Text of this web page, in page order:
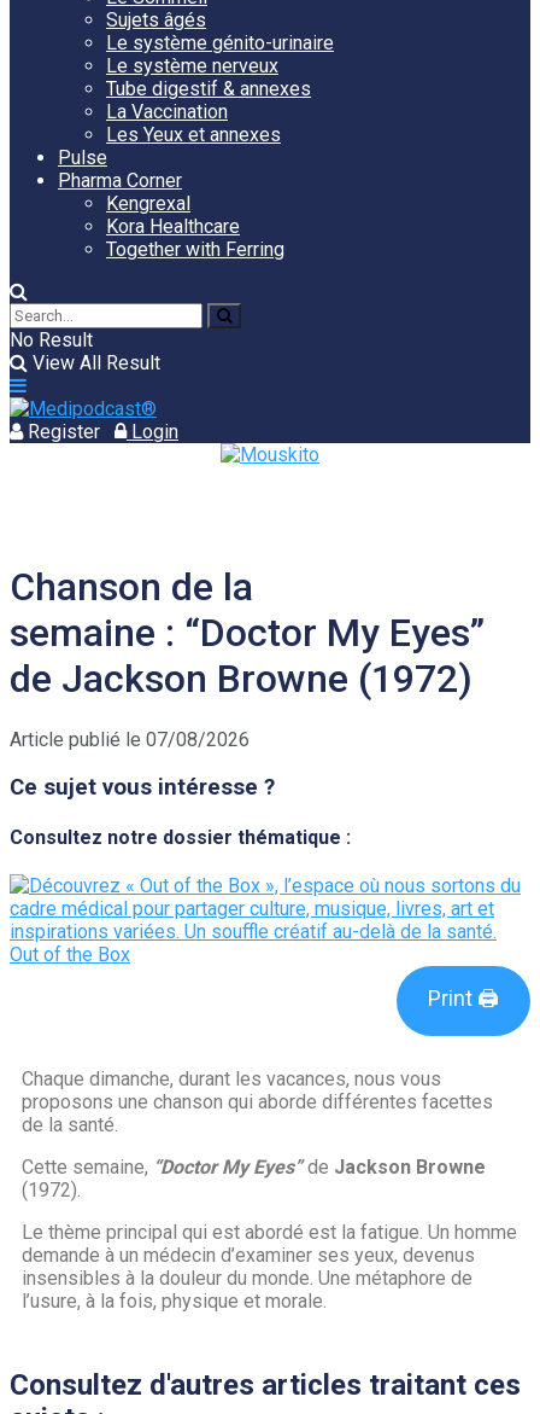
Sujets âgés
Le système génito-urinaire
Le système nerveux
Tube digestif & annexes
La Vaccination
Les Yeux et annexes
Pulse
Pharma Corner
Kengrexal
Kora Healthcare
Together with Ferring
No Result
View All Result
Register Login
Chanson de la
semaine : “Doctor My Eyes”
de Jackson Browne (1972)
Article publié le 07/08/2026
Ce sujet vous intéresse ?
Consultez notre dossier thématique :
Out of the Box
Print 🖨
Chaque dimanche, durant les vacances, nous vous
proposons une chanson qui aborde différentes facettes
de la santé.
Cette semaine, “Doctor My Eyes”de Jackson Browne
(1972).
Le thème principal qui est abordé est la fatigue. Un homme
demande à un médecin d’examiner ses yeux, devenus
insensibles à la douleur du monde. Une métaphore de
l’usure, à la fois, physique et morale.
Consultez d'autres articles traitant ces